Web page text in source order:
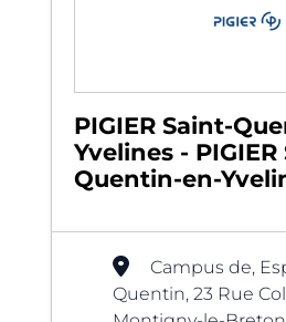
PIGIER Saint-
Yvelines - PIGIER
Quentin-en-
Campus de,
Quentin, 23 Rue